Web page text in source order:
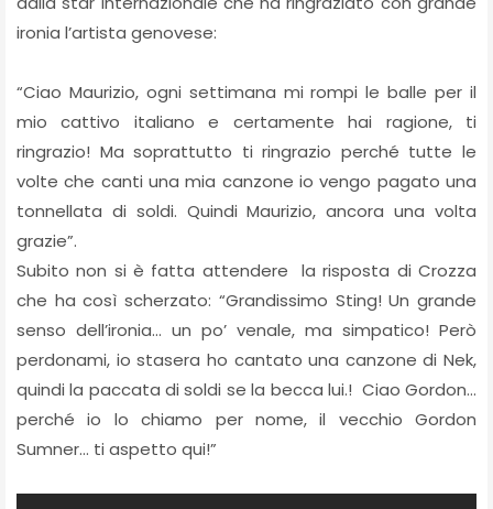
ironia l’artista genovese:
“Ciao Maurizio, ogni settimana mi rompi le balle per il
mio cattivo italiano e certamente hai ragione, ti
ringrazio! Ma soprattutto ti ringrazio perché tutte le
volte che canti una mia canzone io vengo pagato una
tonnellata di soldi. Quindi Maurizio, ancora una volta
grazie”.
Subito non si è fatta attendere la risposta di Crozza
che ha così scherzato: “Grandissimo Sting! Un grande
senso dell’ironia… un po’ venale, ma simpatico! Però
perdonami, io stasera ho cantato una canzone di Nek,
quindi la paccata di soldi se la becca lui.! Ciao Gordon…
perché io lo chiamo per nome, il vecchio Gordon
Sumner… ti aspetto qui!”